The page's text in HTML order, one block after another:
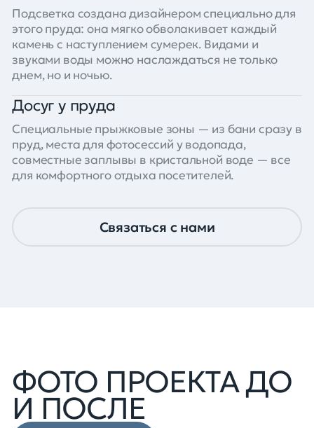
Связаться с нами
Подсветка создана дизайнером специально для
этого пруда: она мягко обволакивает каждый
камень с наступлением сумерек. Видами и
звуками воды можно наслаждаться не только
днем, но и ночью.
Досуг у пруда
Специальные прыжковые зоны — из бани сразу в
пруд, места для фотосессий у водопада,
совместные заплывы в кристальной воде — все
для комфортного отдыха посетителей.
ФОТО ПРОЕКТА ДО
И ПОСЛЕ